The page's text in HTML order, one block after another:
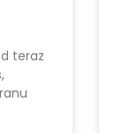
teraz